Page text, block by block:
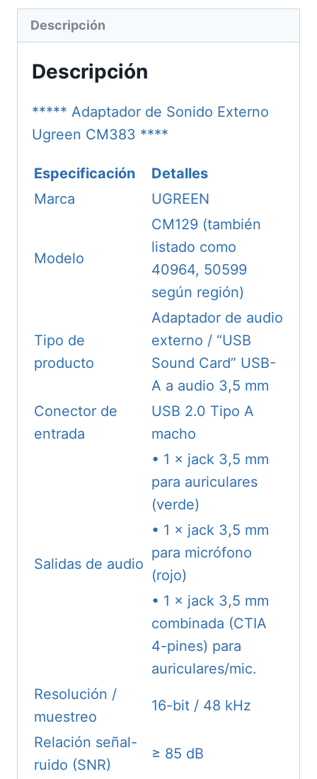
Ugreen
CM383
Descripción
Descripción
***** Adaptador de Sonido Externo
Ugreen CM383 ****
Especificación
Detalles
Marca
UGREEN
Modelo
CM129 (también
listado como
40964, 50599
según región)
Tipo de
producto
Adaptador de audio
externo / “USB
Sound Card” USB-
A a audio 3,5 mm
Conector de
entrada
USB 2.0 Tipo A
macho
Salidas de audio
• 1 × jack 3,5 mm
para auriculares
(verde)
• 1 × jack 3,5 mm
para micrófono
(rojo)
• 1 × jack 3,5 mm
combinada (CTIA
4-pines) para
auriculares/mic.
Resolución /
muestreo
16-bit / 48 kHz
Relación señal-
ruido (SNR)
≥ 85 dB